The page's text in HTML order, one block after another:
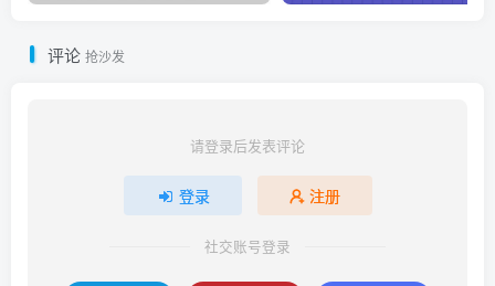
评论 抢沙发
请登录后发表评论
登录 注册
社交账号登录